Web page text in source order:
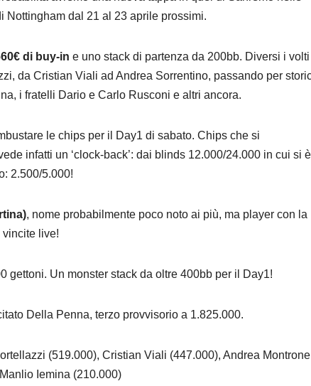
Nottingham dal 21 al 23 aprile prossimi.
di buy-in e uno stack di partenza da 200bb. Diversi i
da Cristian Viali ad Andrea Sorrentino, passando per
i fratelli Dario e Carlo Rusconi e altri ancora.
le chips per il Day1 di sabato. Chips che si
infatti un ‘clock-back’: dai blinds 12.000/24.000 in cui si è
2.500/5.000!
, nome probabilmente poco noto ai più, ma player con la
vincite live!
gettoni. Un monster stack da oltre 400bb per il Day1!
Della Penna, terzo provvisorio a 1.825.000.
(519.000), Cristian Viali (447.000), Andrea Montrone
Iemina (210.000)